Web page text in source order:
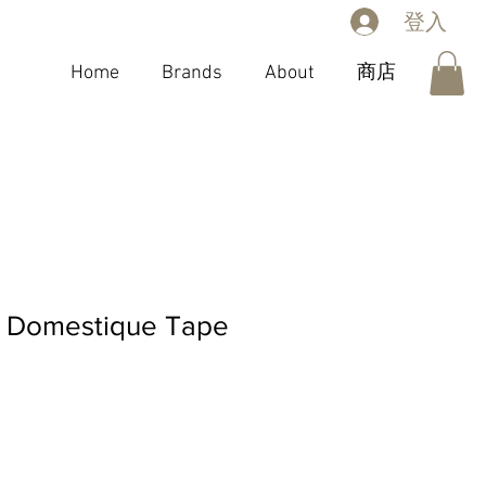
登入
Home Brands About 商店
Domestique Tape